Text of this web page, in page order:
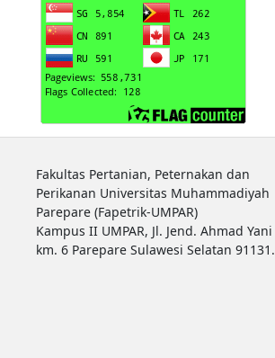
Fakultas Pertanian, Peternakan dan
Perikanan Universitas Muhammadiyah
Parepare (Fapetrik-UMPAR)
Kampus II UMPAR, Jl. Jend. Ahmad Yani
km. 6 Parepare Sulawesi Selatan 91131.